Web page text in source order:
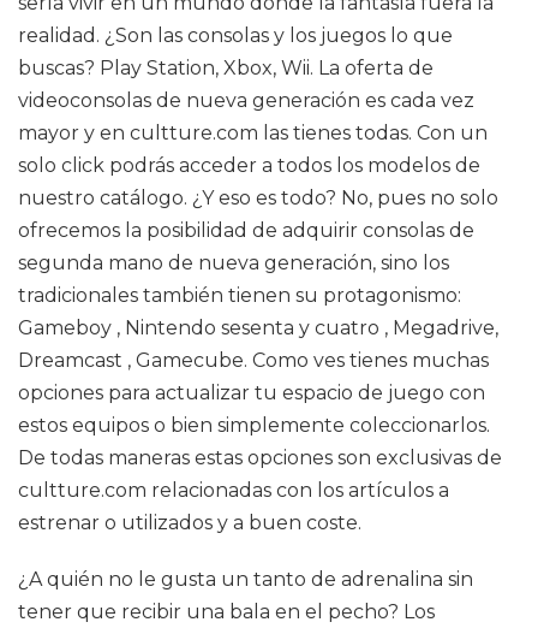
realidad. ¿Son las consolas y los juegos lo que
buscas? Play Station, Xbox, Wii. La oferta de
videoconsolas de nueva generación es cada vez
mayor y en cultture.com las tienes todas. Con un
solo click podrás acceder a todos los modelos de
nuestro catálogo. ¿Y eso es todo? No, pues no solo
ofrecemos la posibilidad de adquirir consolas de
segunda mano de nueva generación, sino los
tradicionales también tienen su protagonismo:
Gameboy , Nintendo sesenta y cuatro , Megadrive,
Dreamcast , Gamecube. Como ves tienes muchas
opciones para actualizar tu espacio de juego con
estos equipos o bien simplemente coleccionarlos.
De todas maneras estas opciones son exclusivas de
cultture.com relacionadas con los artículos a
estrenar o utilizados y a buen coste.
¿A quién no le gusta un tanto de adrenalina sin
tener que recibir una bala en el pecho? Los